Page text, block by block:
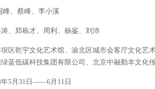
峰、蔡峰、李小溪
、郑栋才、周利、杨鉴、刘沛
区乾宇文化艺术馆、渝北区城市会客厅文化艺
蓝低碳科技集团有限公司、北京中融勤丰文化
年5月31日——6月11日